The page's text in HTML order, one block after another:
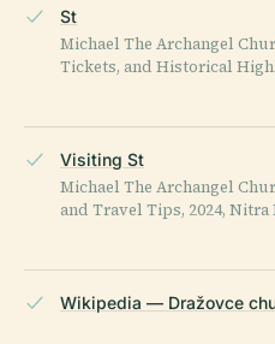
St
Michael The Archangel
Tickets, and Historical
Visiting St
Michael The Archangel
and Travel Tips, 2024, Nitra
Wikipedia — Dražovce